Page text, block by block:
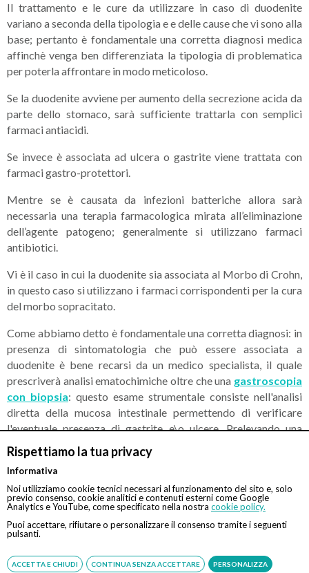
Rispettiamo la tua privacy
Informativa
Noi utilizziamo cookie tecnici necessari al funzionamento del sito e, solo
previo consenso, cookie analitici e contenuti esterni come Google
Analytics e YouTube, come specificato nella nostra cookie policy.
Puoi accettare, rifiutare o personalizzare il consenso tramite i seguenti
pulsanti.
ACCETTA E CHIUDI CONTINUA SENZA ACCETTARE PERSONALIZZA
Il trattamento e le cure da utilizzare in caso di duodenite
variano a seconda della tipologia e e delle cause che vi sono alla
base; pertanto è fondamentale una corretta diagnosi medica
affinchè venga ben differenziata la tipologia di problematica
per poterla affrontare in modo meticoloso.
Se la duodenite avviene per aumento della secrezione acida da
parte dello stomaco, sarà sufficiente trattarla con semplici
farmaci antiacidi.
Se invece è associata ad ulcera o gastrite viene trattata con
farmaci gastro-protettori.
Mentre se è causata da infezioni batteriche allora sarà
necessaria una terapia farmacologica mirata all’eliminazione
dell’agente patogeno; generalmente si utilizzano farmaci
antibiotici.
Vi è il caso in cui la duodenite sia associata al Morbo di Crohn,
in questo caso si utilizzano i farmaci corrispondenti per la cura
del morbo sopracitato.
Come abbiamo detto è fondamentale una corretta diagnosi: in
presenza di sintomatologia che può essere associata a
duodenite è bene recarsi da un medico specialista, il quale
prescriverà analisi ematochimiche oltre che una gastroscopia
con biopsia: questo esame strumentale consiste nell'analisi
diretta della mucosa intestinale permettendo di verificare
l'eventuale presenza di gastrite e\o ulcere. Prelevando una
piccolissima parte di mucosa attraverso la biopsia, l'esame
istologico darà modo di aver contezza anche dello stato
dell'eventuale patologia. Questo è importantissimo anche in
una fase di prevenzione, che come ricordiamo sempre, è
necessaria affinchè la patologia venga scoperta e curata in
breve tempo.
NB: Le informazioni contenute in questo articolo sono da